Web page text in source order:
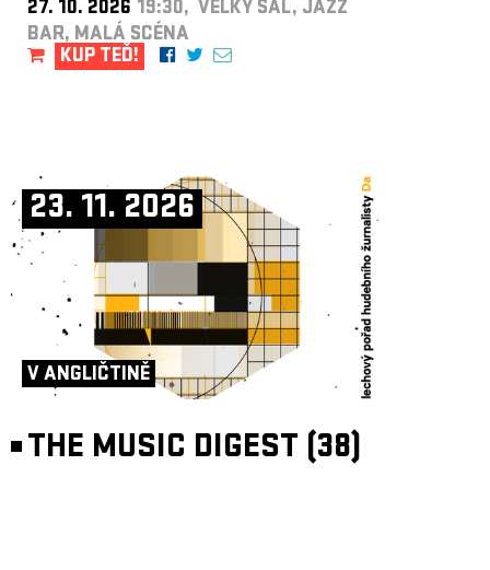
27. 10. 2026 19:30, VELKÝ SÁL, JAZZ
BAR, MALÁ SCÉNA
KUP TEĎ!
23. 11. 2026
V ANGLIČTINĚ
THE MUSIC DIGEST (38)